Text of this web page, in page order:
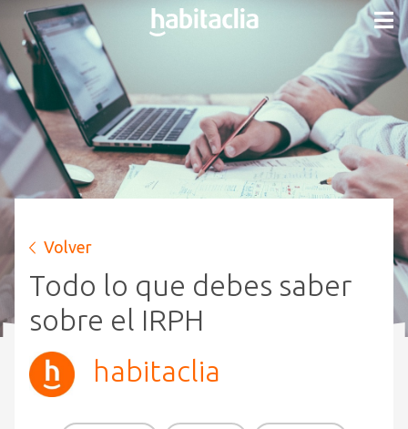
Volver
Todo lo que debes saber
sobre el IRPH
habitaclia